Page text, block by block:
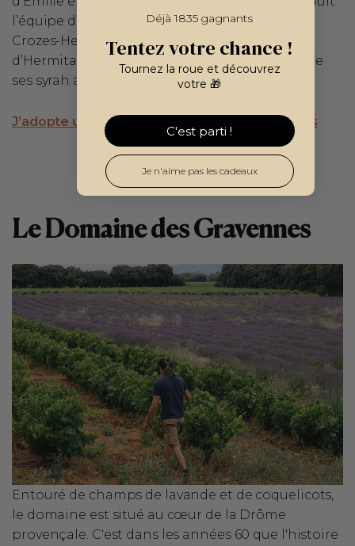
l’équipe de Cuvée Privée. Sur ses terroirs de
Crozes-Hermitage et sur son grand cru
d’Hermitage, le domaine de Remizières travaille
ses syrah avec la même finesse.
J’adopte une vigne au domaine des Remizières
Le Domaine des Gravennes
Entouré de champs de lavande et de coquelicots,
le domaine est situé au cœur de la Drôme
provençale. C'est dans les années 60 que l'histoire
Déjà 1835 gagnants
Tentez votre chance !
Tournez la roue et découvrez
votre 🎁
C'est parti !
Je n'aime pas les cadeaux